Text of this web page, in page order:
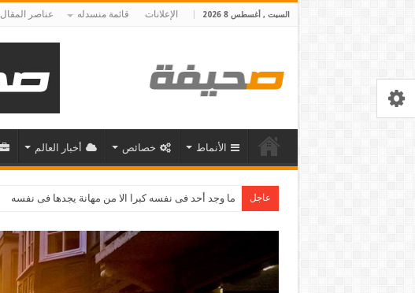
السبت , أغسطس 8 2026 الإعلانات قائمة منسدله عناصر المقال
الأنماط خصائص أخبار العالم
عاجل سر النجاح هو النظ